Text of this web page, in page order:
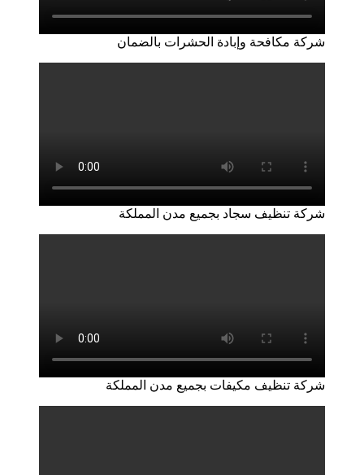
شركة مكافحة وإبادة الحشرات بالضمان
شركة تنظيف سجاد بجميع مدن المملكة
شركة تنظيف مكيفات بجميع مدن المملكة